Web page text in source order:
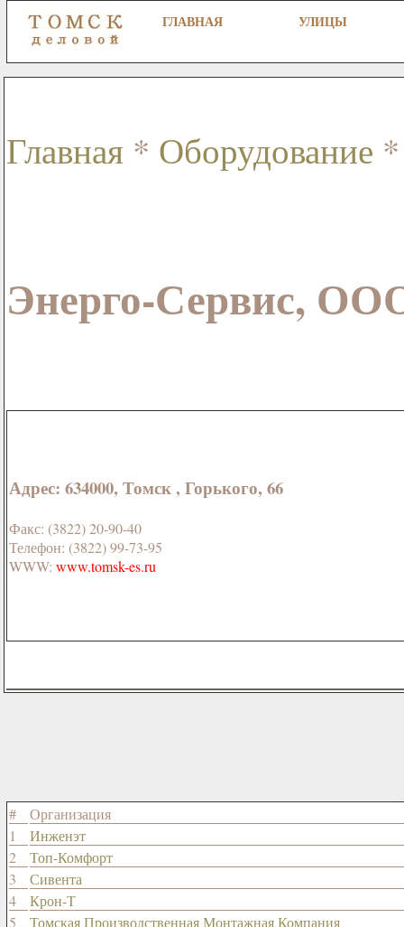
ГЛАВНАЯ УЛИЦЫ
Главная * Оборудование *
Энерго-Сервис,
Адрес: 634000, Томск , Горького, 66
Факс: (3822) 20-90-40
Телефон: (3822) 99-73-95
WWW: www.tomsk-es.ru
#
Организация
1
Инженэт
2
Топ-Комфорт
3
Сивента
4
Крон-Т
5
Томская Производственная Монтажная Компания